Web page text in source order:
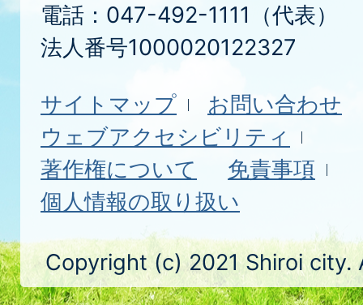
電話：047-492-1111（代表）
法人番号1000020122327
サイトマップ
お問い合わせ
ウェブアクセシビリティ
著作権について
免責事項
個人情報の取り扱い
Copyright (c) 2021 Shiroi city.